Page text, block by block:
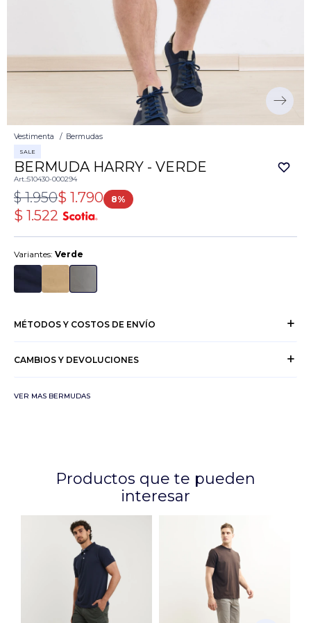
Vestimenta Bermudas
SALE
BERMUDA HARRY - VERDE
510430-000294
$ 1.790
$ 1.950 8
$ 1.522
Variantes: Verde
MÉTODOS Y COSTOS DE ENVÍO
CAMBIOS Y DEVOLUCIONES
VER MAS BERMUDAS
Productos que te pueden
interesar